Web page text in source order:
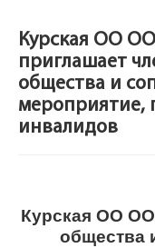
Курская ОО
приглашает
общества и
мероприятие,
инвалидов
Курская ОО
общества